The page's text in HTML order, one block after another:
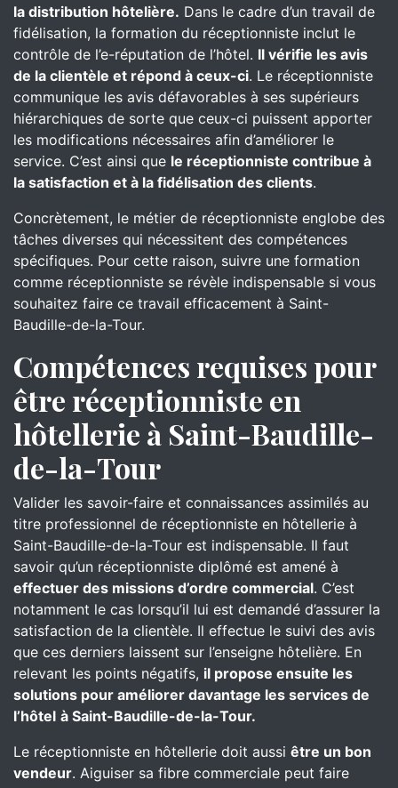
la distribution hôtelière. Dans le cadre d’un travail de
fidélisation, la formation du réceptionniste inclut le
contrôle de l’e-réputation de l’hôtel. Il vérifie les avis
de la clientèle et répond à ceux-ci. Le réceptionniste
communique les avis défavorables à ses supérieurs
hiérarchiques de sorte que ceux-ci puissent apporter
les modifications nécessaires afin d’améliorer le
service. C’est ainsi que le réceptionniste contribue à
la satisfaction et à la fidélisation des clients.
Concrètement, le métier de réceptionniste englobe des
tâches diverses qui nécessitent des compétences
spécifiques. Pour cette raison, suivre une formation
comme réceptionniste se révèle indispensable si vous
souhaitez faire ce travail efficacement à Saint-
Baudille-de-la-Tour.
Compétences requises pour
être réceptionniste en
hôtellerie à Saint-Baudille-
de-la-Tour
Valider les savoir-faire et connaissances assimilés au
titre professionnel de réceptionniste en hôtellerie à
Saint-Baudille-de-la-Tour est indispensable. Il faut
savoir qu’un réceptionniste diplômé est amené à
effectuer des missions d’ordre commercial. C’est
notamment le cas lorsqu’il lui est demandé d’assurer la
satisfaction de la clientèle. Il effectue le suivi des avis
que ces derniers laissent sur l’enseigne hôtelière. En
relevant les points négatifs, il propose ensuite les
solutions pour améliorer davantage les services de
l’hôtel à Saint-Baudille-de-la-Tour.
Le réceptionniste en hôtellerie doit aussi être un bon
vendeur. Aiguiser sa fibre commerciale peut faire